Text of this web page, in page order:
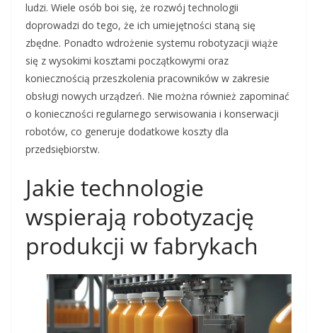
ludzi. Wiele osób boi się, że rozwój technologii
doprowadzi do tego, że ich umiejętności staną się
zbędne. Ponadto wdrożenie systemu robotyzacji wiąże
się z wysokimi kosztami początkowymi oraz
koniecznością przeszkolenia pracowników w zakresie
obsługi nowych urządzeń. Nie można również zapominać
o konieczności regularnego serwisowania i konserwacji
robotów, co generuje dodatkowe koszty dla
przedsiębiorstw.
Jakie technologie
wspierają robotyzację
produkcji w fabrykach